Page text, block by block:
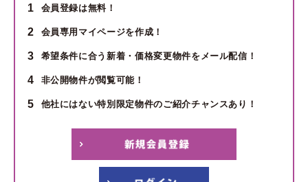
1 会員登録は無料！
2 会員専用マイページを作成！
3 希望条件に合う新着・価格変更物件をメール配信！
4 非公開物件が閲覧可能！
5 他社にはない特別限定物件のご紹介チャンスあり！